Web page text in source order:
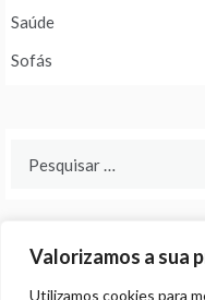
Valorizamos a sua
Utilizamos cookies para
Saúde
Sofás
© ALL RIGHTS RESERVED